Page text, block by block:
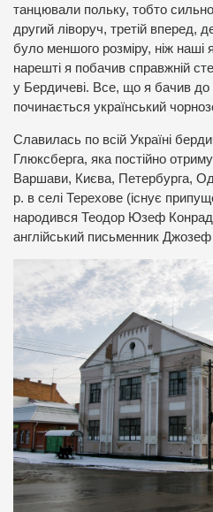
танцювали польку, тобто
другий ліворуч, третій вперед,
було меншого розміру, ніж наші
нарешті я побачив справжній
у Бердичеві. Все, що я бачив до
починається український
Славилась по всій Україні
Глюксберга, яка постійно
Варшави, Києва, Петербурга,
р. в селі Терехове (існує
народився Теодор Юзеф
англійський письменник